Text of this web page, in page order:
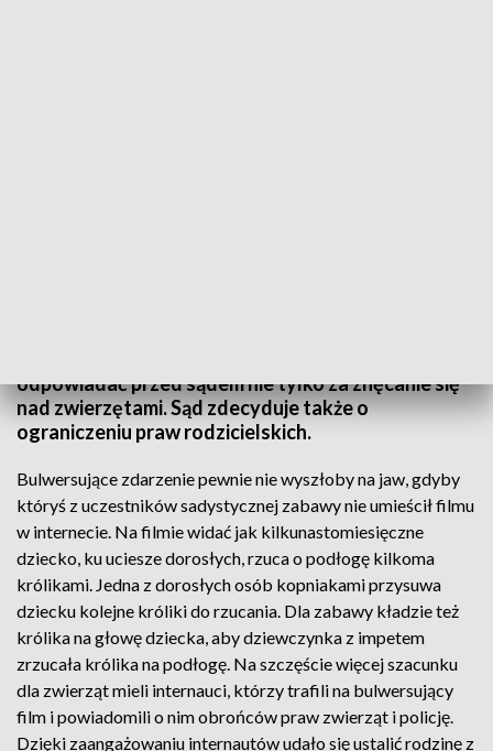
odpowiadać przed sądem nie tylko za znęcanie się
nad zwierzętami. Sąd zdecyduje także o
ograniczeniu praw rodzicielskich.
Bulwersujące zdarzenie pewnie nie wyszłoby na jaw, gdyby
któryś z uczestników sadystycznej zabawy nie umieścił filmu
w internecie. Na filmie widać jak kilkunastomiesięczne
dziecko, ku uciesze dorosłych, rzuca o podłogę kilkoma
królikami. Jedna z dorosłych osób kopniakami przysuwa
dziecku kolejne króliki do rzucania. Dla zabawy kładzie też
królika na głowę dziecka, aby dziewczynka z impetem
zrzucała królika na podłogę. Na szczęście więcej szacunku
dla zwierząt mieli internauci, którzy trafili na bulwersujący
film i powiadomili o nim obrońców praw zwierząt i policję.
Dzięki zaangażowaniu internautów udało się ustalić rodzinę z